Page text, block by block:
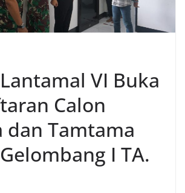
VI Buka
Calon
dan Tamtama
I TA.